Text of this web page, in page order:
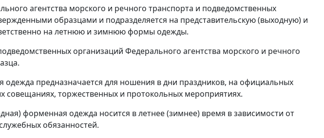
агентства морского и речного транспорта и подведомственных
образцами и подразделяется на представительскую (выходную) и
на летнюю и зимнюю формы одежды.
организаций Федерального агентства морского и речного
одежда предназначается для ношения в дни праздников, на официальных
совещаниях, торжественных и протокольных мероприятиях.
форменная одежда носится в летнее (зимнее) время в зависимости от
обязанностей.